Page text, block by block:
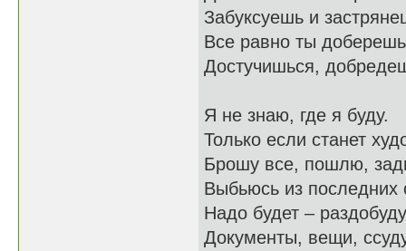
Забуксуешь и
Все равно ты
Достучишься,
Я не знаю, где я буду.
Только если станет
Брошу все, пошлю,
Выбьюсь из последних
Надо будет – раздобуду
Документы, вещи,